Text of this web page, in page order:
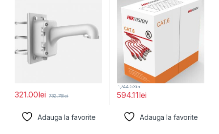
321.00lei 732.76lei
Adauga la favorite
594.11lei
1,744.53lei
Adauga la favorite